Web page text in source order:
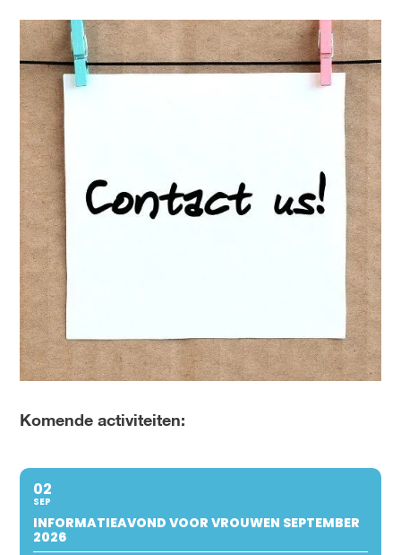
Komende activiteiten:
02
SEP
INFORMATIEAVOND VOOR VROUWEN SEPTEMBER
2026